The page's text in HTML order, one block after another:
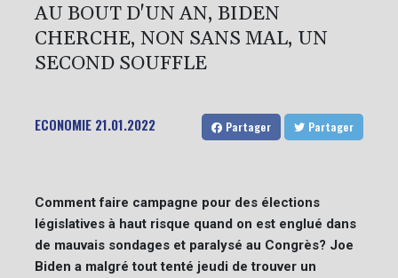
AU BOUT D'UN AN, BIDEN
CHERCHE, NON SANS MAL, UN
SECOND SOUFFLE
ECONOMIE 21.01.2022 Partager Partager
Comment faire campagne pour des élections
législatives à haut risque quand on est englué dans
de mauvais sondages et paralysé au Congrès? Joe
Biden a malgré tout tenté jeudi de trouver un